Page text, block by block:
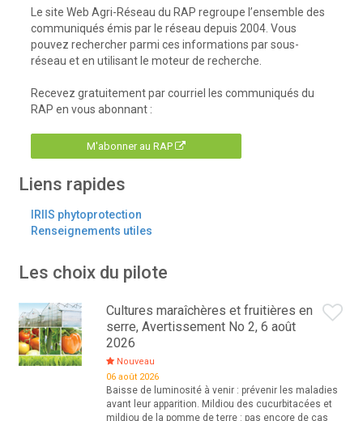
Le site Web Agri-Réseau du RAP regroupe l’ensemble des
communiqués émis par le réseau depuis 2004. Vous
pouvez rechercher parmi ces informations par sous-
réseau et en utilisant le moteur de recherche.
Recevez gratuitement par courriel les communiqués du
RAP en vous abonnant :
M'abonner au RAP
Liens rapides
IRIIS phytoprotection
Renseignements utiles
Les choix du pilote
Cultures maraîchères et fruitières en
serre, Avertissement No 2, 6 août
2026
Nouveau
06 août 2026
Baisse de luminosité à venir : prévenir les maladies
avant leur apparition. Mildiou des cucurbitacées et
mildiou de la pomme de terre : pas encore de cas